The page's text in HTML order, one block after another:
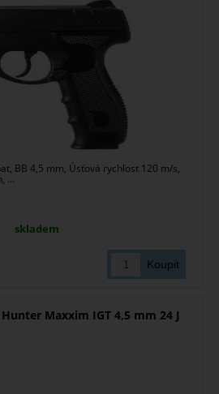
BB 4,5 mm, Úsťová rychlost 120 m/s,
...
skladem
Maxxim IGT 4,5 mm 24 J